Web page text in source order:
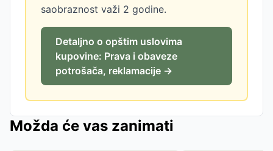
saobraznost važi 2 godine.
Detaljno o opštim uslovima
kupovine: Prava i obaveze
potrošača, reklamacije →
Možda će vas zanimati